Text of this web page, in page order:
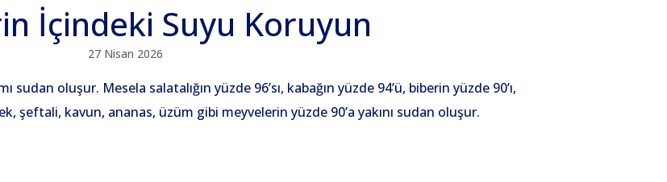
İçindeki Suyu Koruyun
27 Nisan 2026
sudan oluşur. Mesela salatalığın yüzde 96’sı, kabağın yüzde 94’ü, biberin yüzde 90’ı,
şeftali, kavun, ananas, üzüm gibi meyvelerin yüzde 90’a yakını sudan oluşur.